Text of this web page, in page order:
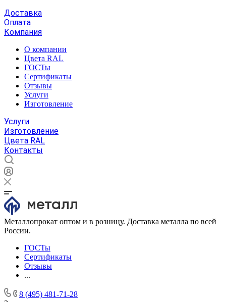
Доставка
Оплата
Компания
О компании
Цвета RAL
ГОСТы
Сертификаты
Отзывы
Услуги
Изготовление
Услуги
Изготовление
Цвета RAL
Контакты
Металлопрокат оптом и в розницу. Доставка металла по всей
России.
ГОСТы
Сертификаты
Отзывы
...
8 (495) 481-71-28